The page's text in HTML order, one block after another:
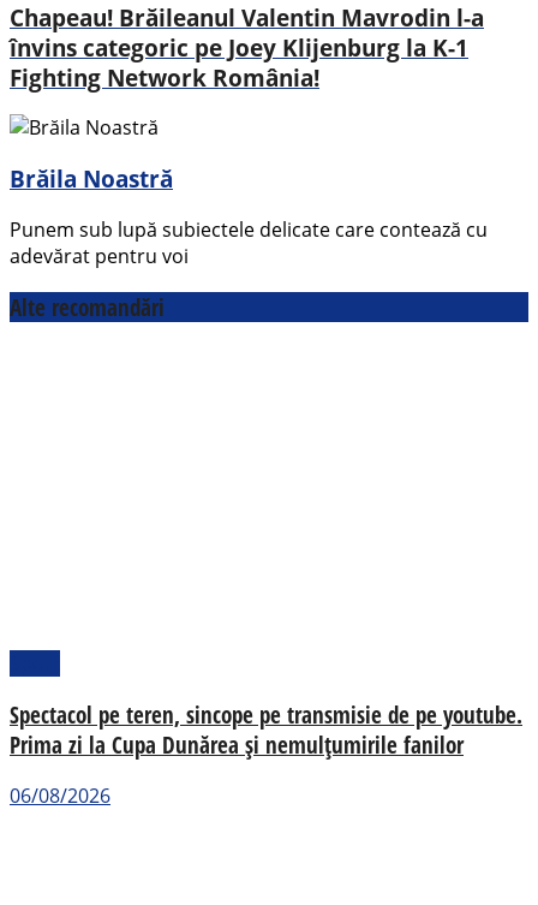
Chapeau! Brăileanul Valentin Mavrodin l-a
învins categoric pe Joey Klijenburg la K-1
Fighting Network România!
Brăila Noastră
Punem sub lupă subiectele delicate care contează cu
adevărat pentru voi
Alte recomandări
Spectacol pe teren, sincope pe transmisie de pe youtube.
Prima zi la Cupa Dunărea și nemulțumirile fanilor
06/08/2026